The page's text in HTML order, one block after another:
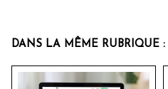
DANS LA MÊME RUBRIQUE :